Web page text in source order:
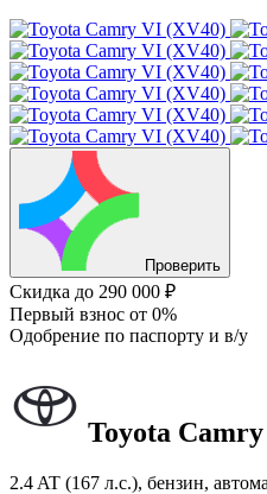
Проверить
Скидка до 290 000 ₽
Первый взнос от 0%
Одобрение по паспорту и в/у
Toyota Camry
2.4 AT (167 л.с.), бензин,